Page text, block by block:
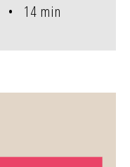
14 min